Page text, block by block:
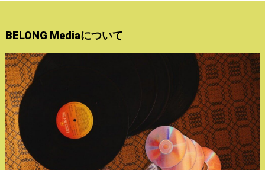
BELONG Mediaについて